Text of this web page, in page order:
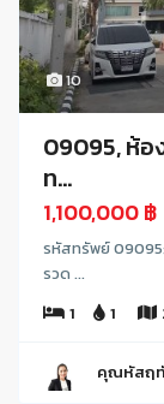
10
09095, ห้อ
ท...
1,100,000 ฿
รหัสทรัพย์
รวด ...
1
1
คุณหัสฤทั